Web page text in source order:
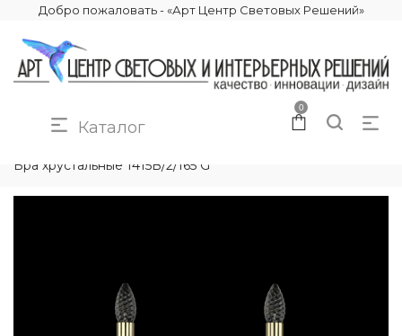
Добро пожаловать - «Арт Центр Световых Решений»
Каталог
0
Бра хрустальные 1415B/2/165 G